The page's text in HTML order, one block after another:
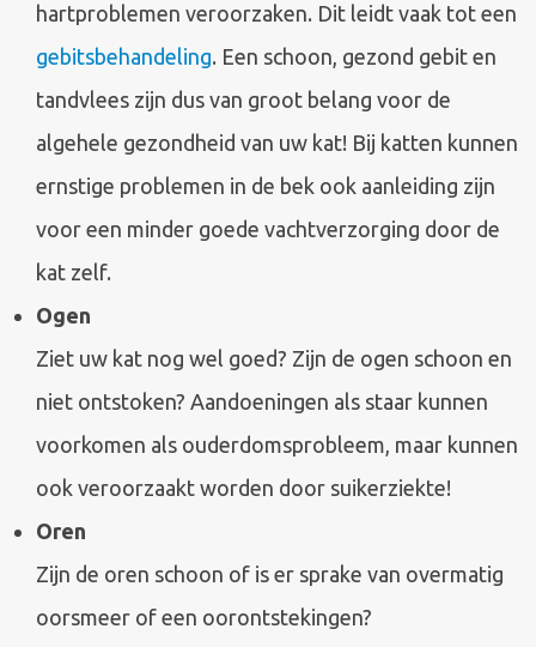
hartproblemen veroorzaken. Dit leidt vaak tot een
gebitsbehandeling. Een schoon, gezond gebit en
tandvlees zijn dus van groot belang voor de
algehele gezondheid van uw kat! Bij katten kunnen
ernstige problemen in de bek ook aanleiding zijn
voor een minder goede vachtverzorging door de
kat zelf.
Ogen
Ziet uw kat nog wel goed? Zijn de ogen schoon en
niet ontstoken? Aandoeningen als staar kunnen
voorkomen als ouderdomsprobleem, maar kunnen
ook veroorzaakt worden door suikerziekte!
Oren
Zijn de oren schoon of is er sprake van overmatig
oorsmeer of een oorontstekingen?